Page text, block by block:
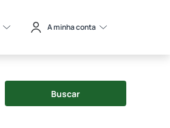
A minha conta
Buscar